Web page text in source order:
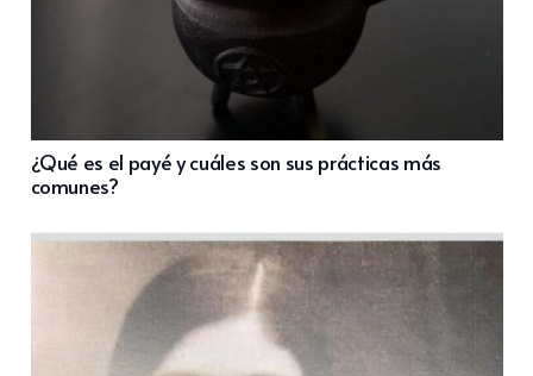
¿Qué es el payé y cuáles son sus prácticas más
comunes?